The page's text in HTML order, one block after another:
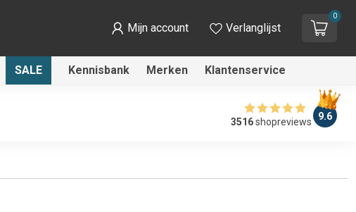
Mijn account Verlanglijst
0
SALE Kennisbank Merken Klantenservice
3516shopreviews 9.6